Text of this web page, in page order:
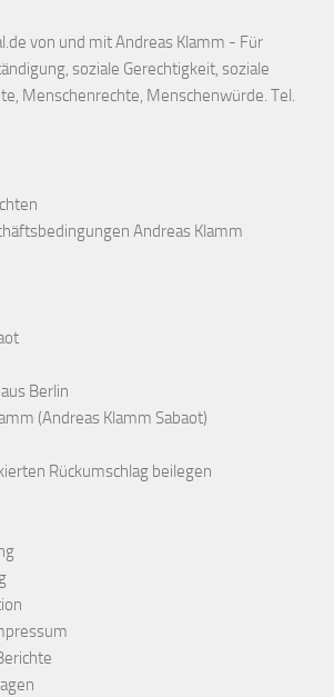
von und mit Andreas Klamm - Für
soziale Gerechtigkeit, soziale
Menschenrechte, Menschenwürde. Tel.
Andreas Klamm
Berlin
(Andreas Klamm Sabaot)
Rückumschlag beilegen